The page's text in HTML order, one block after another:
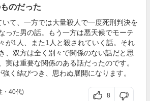
のだった
て、一方では大量殺人で一度死刑判決を
った男の話。もう一方は悪天候でモーテ
が1人、また1人と殺されていく話。それ
、双方は全く別々で関係のない話だと思
実は重要な関係のある話だったのです。
く結びつき、思わぬ展開になります。
・40代)
8